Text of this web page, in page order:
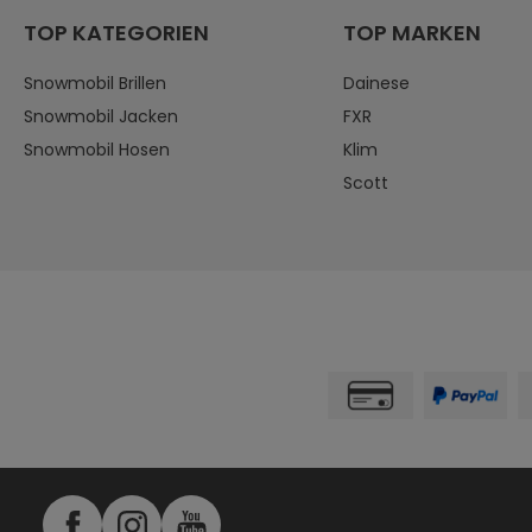
TOP KATEGORIEN
Snowmobil Brillen
Snowmobil Jacken
Snowmobil Hosen
TOP MARKEN
Dainese
FXR
Klim
Scott